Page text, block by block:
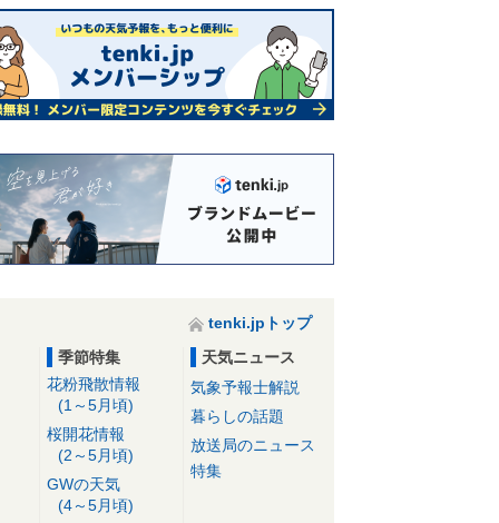
tenki.jpトップ
季節特集
花粉飛散情報
(1～5月頃)
桜開花情報
(2～5月頃)
GWの天気
(4～5月頃)
天気ニュース
気象予報士解説
暮らしの話題
放送局のニュース
特集